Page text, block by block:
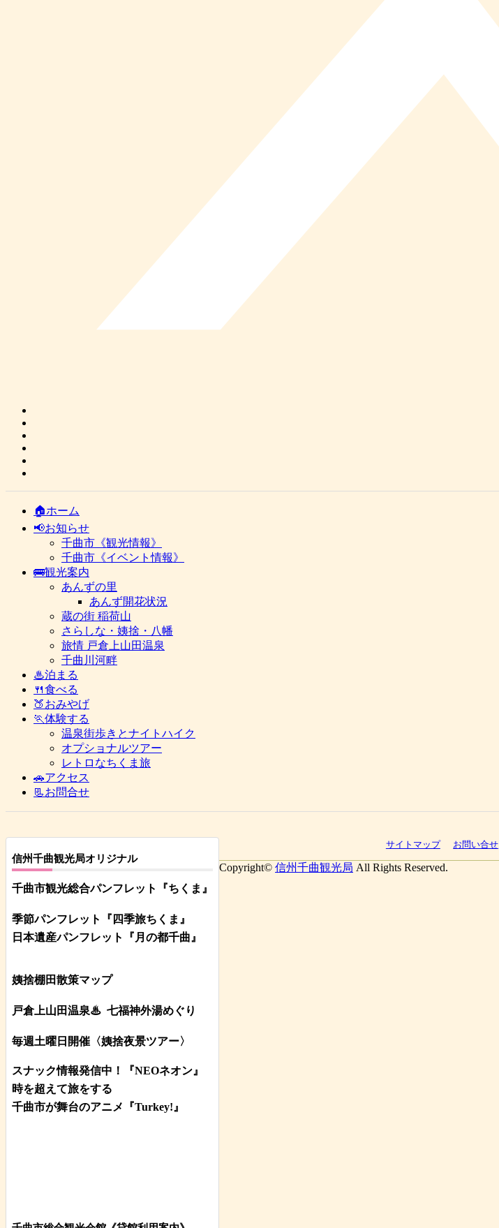
🏠ホーム
📢お知らせ
千曲市《観光情報》
千曲市《イベント情報》
🚌観光案内
あんずの里
あんず開花状況
蔵の街 稲荷山
さらしな・姨捨・八幡
旅情 戸倉上山田温泉
千曲川河畔
♨泊まる
🍴食べる
🍑おみやげ
🏃体験する
温泉街歩きとナイトハイク
オプショナルツアー
レトロなちくま旅
🚗アクセス
📃お問合せ
信州千曲観光局オリジナル
千曲市観光総合パンフレット 『ちくま』
季節パンフレット『四季旅ちくま』
日本遺産パンフレット
『月の都千曲』
姨捨棚田散策マップ
戸倉上山田温泉♨ 七福神外湯めぐり
毎週土曜日開催〈姨捨夜景ツアー〉
スナック情報発信中！『NEOネオン』
時を超えて旅をする
千曲市が舞台のアニメ『Turkey!』
サイトマップ お問い合せ
Copyright© 信州千曲観光局 All Rights Reserved.